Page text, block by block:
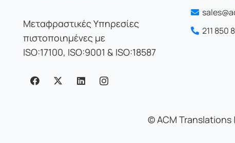
Μεταφραστικές Υπηρεσίες
πιστοποιημένες με
ISO:17100, ISO:9001 & ISO:18587
211 850
©ACM Translations